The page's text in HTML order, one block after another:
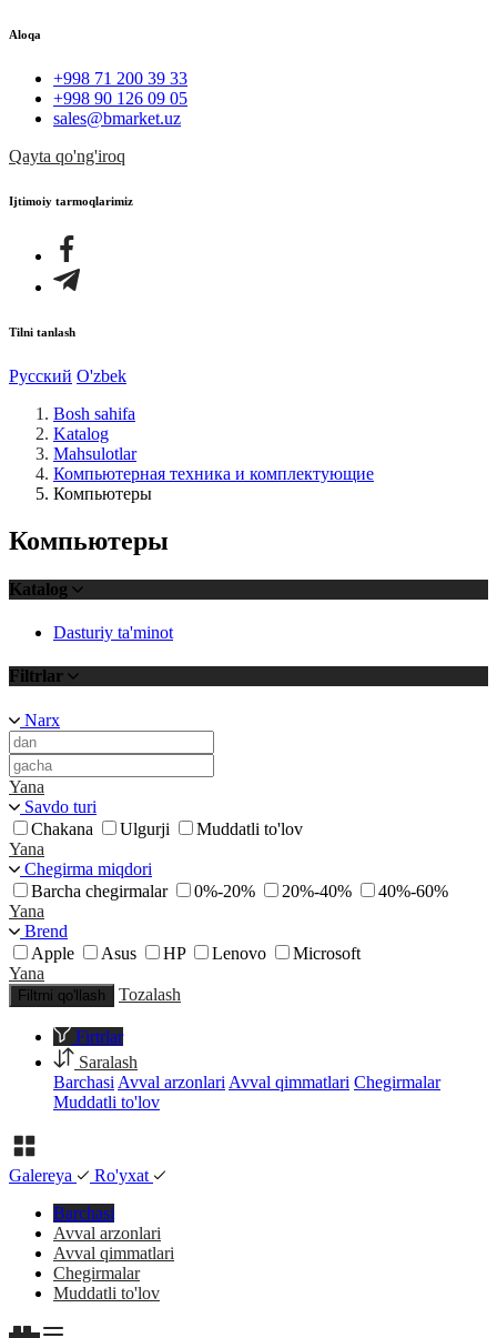
Aloqa
+998 71 200 39 33
+998 90 126 09 05
sales@bmarket.uz
Qayta qo'ng'iroq
Ijtimoiy tarmoqlarimiz
Tilni tanlash
Русский O'zbek
Bosh sahifa
Katalog
Mahsulotlar
Компьютерная техника и комплектующие
Компьютеры
Компьютеры
Katalog
Dasturiy ta'minot
Filtrlar
Narx
Yana
Savdo turi
Chakana
Ulgurji
Muddatli to'lov
Yana
Chegirma miqdori
Barcha chegirmalar
0%-20% 20%-40%
40%-60%
Yana
Brend
Apple
Asus HP Lenovo
Microsoft
Yana
Filtrni qo'llash Tozalash
Firtrlar
Saralash
Barchasi Avval arzonlari Avval qimmatlari Chegirmalar
Muddatli to'lov
Galereya
Ro'yxat
Barchasi
Avval arzonlari
Avval qimmatlari
Chegirmalar
Muddatli to'lov